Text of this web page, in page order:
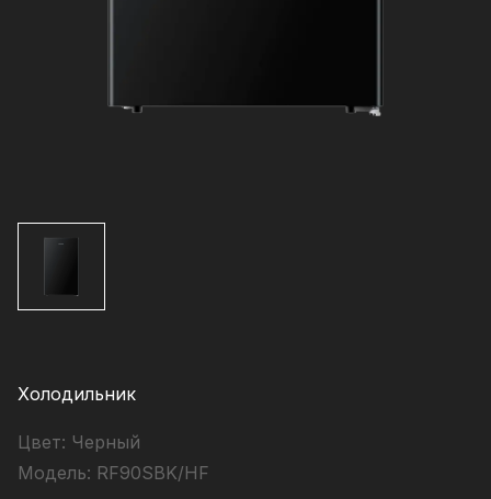
Холодильник
Цвет: Черный
Модель: RF90SBK/HF